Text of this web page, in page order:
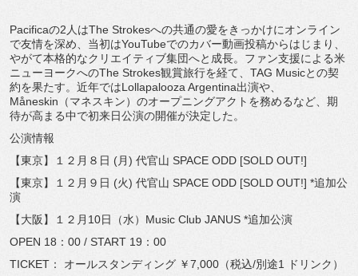
Pacificaの2人はThe Strokesへの共通の愛をきっかけにオンライン
で友情を深め 、当初はYouTubeでのカバー動画投稿からはじまり、
やがて本格的なクリエイティブ集団へと成長。 ファン支援による米
ニューヨークへのThe Strokes観賞旅行を経て、TAG Musicとの契
約を果たす。近年ではLollapalooza Argentina出演や、
Måneskin（マネスキン） のオープニングアクトを務めるなど、 期
待が高まる中で初来日公演の開催が決定した。
公演情報
【東京】１２月８日 (月) 代官山 SPACE ODD [SOLD OUT!]
【東京】１２月９日 (火) 代官山 SPACE ODD [SOLD OUT!] *追加公
演
【大阪】１２月10日（水）Music Club JANUS *追加公演
OPEN 18：00 / START 19：00
TICKET： オールスタンディング ￥7,000（税込/別途1 ドリンク）